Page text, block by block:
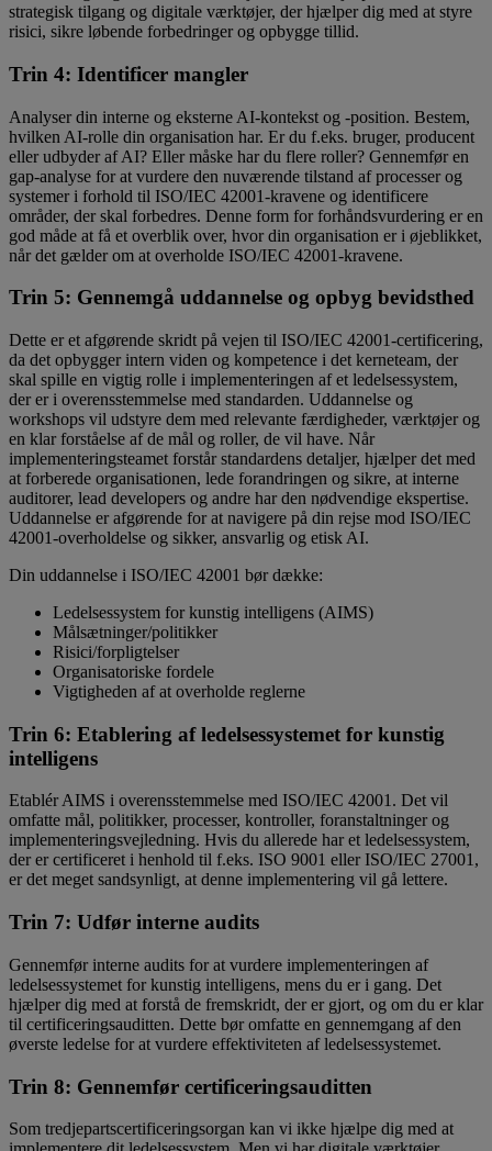
strategisk tilgang og digitale værktøjer, der hjælper dig med at styre
risici, sikre løbende forbedringer og opbygge tillid.
Trin 4: Identificer mangler
Analyser din interne og eksterne AI-kontekst og -position. Bestem,
hvilken AI-rolle din organisation har. Er du f.eks. bruger, producent
eller udbyder af AI? Eller måske har du flere roller? Gennemfør en
gap-analyse for at vurdere den nuværende tilstand af processer og
systemer i forhold til ISO/IEC 42001-kravene og identificere
områder, der skal forbedres. Denne form for forhåndsvurdering er en
god måde at få et overblik over, hvor din organisation er i øjeblikket,
når det gælder om at overholde ISO/IEC 42001-kravene.
Trin 5: Gennemgå uddannelse og opbyg bevidsthed
Dette er et afgørende skridt på vejen til ISO/IEC 42001-certificering,
da det opbygger intern viden og kompetence i det kerneteam, der
skal spille en vigtig rolle i implementeringen af et ledelsessystem,
der er i overensstemmelse med standarden. Uddannelse og
workshops vil udstyre dem med relevante færdigheder, værktøjer og
en klar forståelse af de mål og roller, de vil have. Når
implementeringsteamet forstår standardens detaljer, hjælper det med
at forberede organisationen, lede forandringen og sikre, at interne
auditorer, lead developers og andre har den nødvendige ekspertise.
Uddannelse er afgørende for at navigere på din rejse mod ISO/IEC
42001-overholdelse og sikker, ansvarlig og etisk AI.
Din uddannelse i ISO/IEC 42001 bør dække:
Ledelsessystem for kunstig intelligens (AIMS)
Målsætninger/politikker
Risici/forpligtelser
Organisatoriske fordele
Vigtigheden af at overholde reglerne
Trin 6: Etablering af ledelsessystemet for kunstig
intelligens
Etablér AIMS i overensstemmelse med ISO/IEC 42001. Det vil
omfatte mål, politikker, processer, kontroller, foranstaltninger og
implementeringsvejledning. Hvis du allerede har et ledelsessystem,
der er certificeret i henhold til f.eks. ISO 9001 eller ISO/IEC 27001,
er det meget sandsynligt, at denne implementering vil gå lettere.
Trin 7: Udfør interne audits
Gennemfør interne audits for at vurdere implementeringen af
ledelsessystemet for kunstig intelligens, mens du er i gang. Det
hjælper dig med at forstå de fremskridt, der er gjort, og om du er klar
til certificeringsauditten. Dette bør omfatte en gennemgang af den
øverste ledelse for at vurdere effektiviteten af ledelsessystemet.
Trin 8: Gennemfør certificeringsauditten
Som tredjepartscertificeringsorgan kan vi ikke hjælpe dig med at